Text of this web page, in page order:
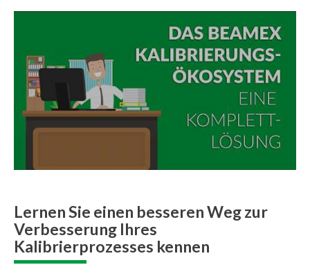
Lernen Sie einen besseren Weg zur
Verbesserung Ihres
Kalibrierprozesses kennen